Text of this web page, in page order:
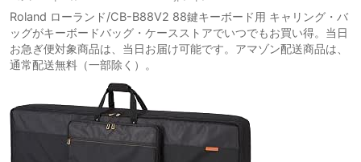
Roland ローランド/CB-B88V2 88鍵キーボード用 キャリング・バ
ッグがキーボードバッグ・ケースストアでいつでもお買い得。当日
お急ぎ便対象商品は、当日お届け可能です。アマゾン配送商品は、
通常配送無料（一部除く）。